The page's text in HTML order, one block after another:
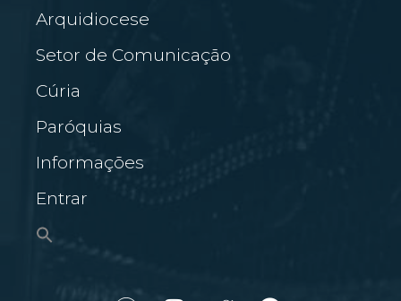
Arquidiocese
Setor de Comunicação
Cúria
Paróquias
Informações
Entrar